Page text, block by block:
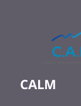
CALM